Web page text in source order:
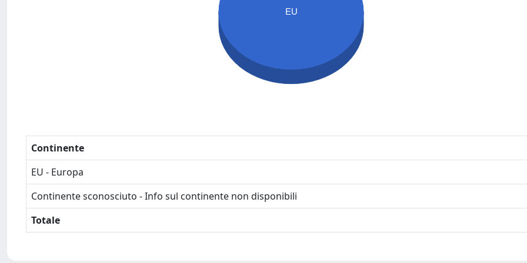
EU
Continente
EU - Europa
Continente sconosciuto - Info sul continente non disponibili
Totale